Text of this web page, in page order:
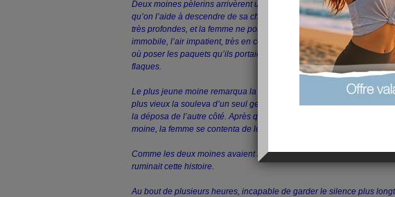
Deux moines pèlerins arrivèrent un jour dans une ville où une femme
qu’on l’aide à descendre de sa chaise à porteurs. La pluie avait
très profondes, et la femme ne pouvait les traverser sans salir sa
immobile, l’air impatient, très en colère, et grondait ses serviteurs. Ne
où poser les paquets qu’ils portaient pour elle, ils ne pouvaient
flaques.
Le plus jeune moine remarqua la femme, ne dit rien, et poursuivit son
plus vieux la souleva d’un seul geste, la jucha sur son dos, lui fit
la déposa de l’autre côté. Après quoi, sans un mot de remerciement
moine, la femme se contenta de le renvoyer puis tourna les talons.
Comme les deux moines avaient repris leur marche, le plus jeune,
ruminait cette histoire.
Au bout de plusieurs heures, incapable de garder le silence plus